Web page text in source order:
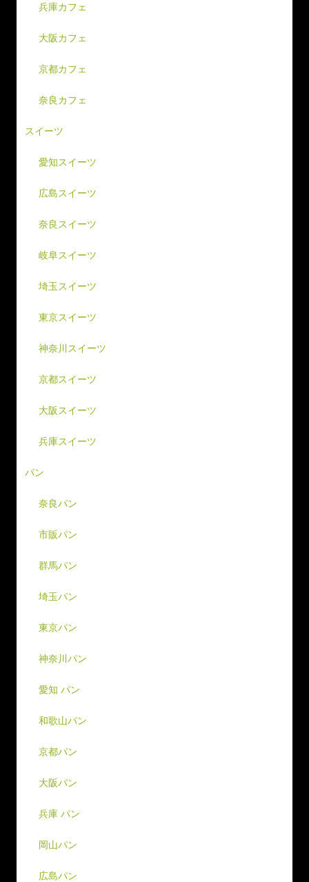
兵庫カフェ
大阪カフェ
京都カフェ
奈良カフェ
スイーツ
愛知スイーツ
広島スイーツ
奈良スイーツ
岐阜スイーツ
埼玉スイーツ
東京スイーツ
神奈川スイーツ
京都スイーツ
大阪スイーツ
兵庫スイーツ
パン
奈良パン
市販パン
群馬パン
埼玉パン
東京パン
神奈川パン
愛知 パン
和歌山パン
京都パン
大阪パン
兵庫 パン
岡山パン
広島パン